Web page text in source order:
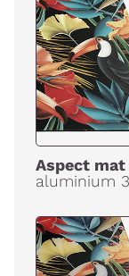
Aspect mat
aluminium